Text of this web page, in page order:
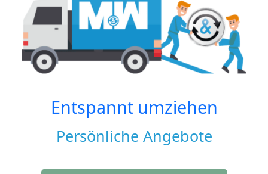
Entspannt umziehen
Persönliche Angebote